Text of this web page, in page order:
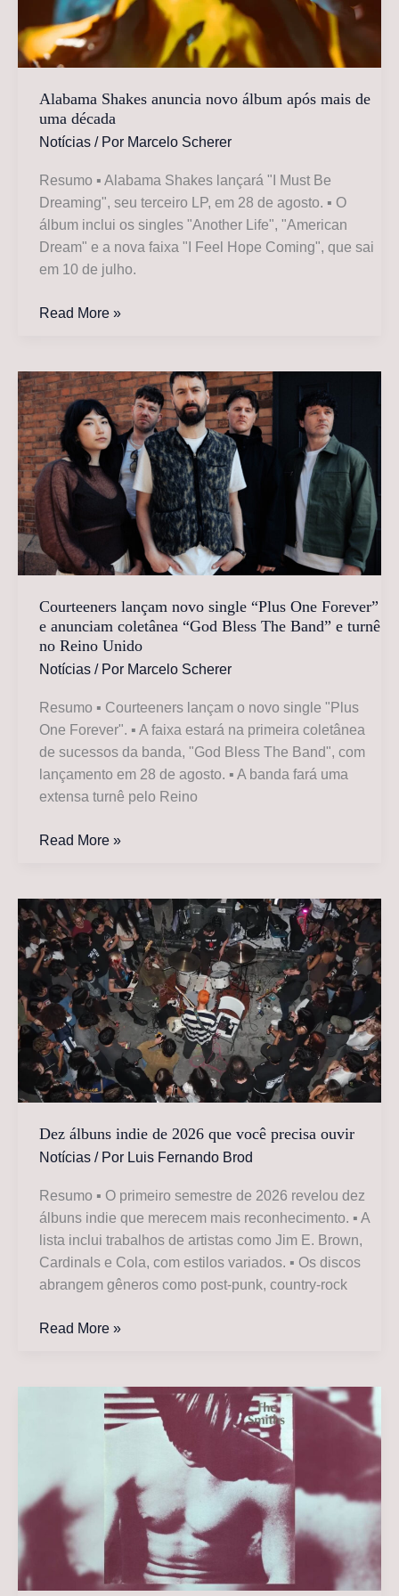
com
colaboração
de
Hayley
Williams
Alabama Shakes anuncia novo álbum após mais de
uma década
Notícias / Por Marcelo Scherer
Resumo ▪ Alabama Shakes lançará "I Must Be
Dreaming", seu terceiro LP, em 28 de agosto. ▪ O
álbum inclui os singles "Another Life", "American
Dream" e a nova faixa "I Feel Hope Coming", que sai
em 10 de julho.
Alabama
novo
álbum
após
mais
de
uma
década
Read More »
Courteeners lançam novo single “Plus One Forever”
e anunciam coletânea “God Bless The Band” e turnê
no Reino Unido
Notícias / Por Marcelo Scherer
Resumo ▪ Courteeners lançam o novo single "Plus
One Forever". ▪ A faixa estará na primeira coletânea
de sucessos da banda, "God Bless The Band", com
lançamento em 28 de agosto. ▪ A banda fará uma
extensa turnê pelo Reino
Courteeners
single
“Plus
One
Forever”
e
anunciam
coletânea
“God
Bless
The
Band”
e
no
Reino
Unido
Read More »
Dez álbuns indie de 2026 que você precisa ouvir
Notícias / Por Luis Fernando Brod
Resumo ▪ O primeiro semestre de 2026 revelou dez
álbuns indie que merecem mais reconhecimento. ▪ A
lista inclui trabalhos de artistas como Jim E. Brown,
Cardinals e Cola, com estilos variados. ▪ Os discos
abrangem gêneros como post-punk, country-rock
Dez
precisa
ouvir
Read More »